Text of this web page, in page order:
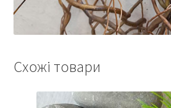
Схожі товари